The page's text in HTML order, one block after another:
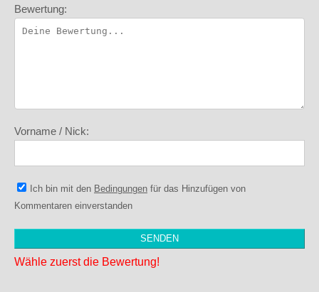
Bewertung:
Vorname / Nick:
Ich bin mit den Bedingungen für das Hinzufügen von
Kommentaren einverstanden
Wähle zuerst die Bewertung!